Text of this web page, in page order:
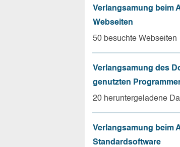
Verlangsamung beim
Webseiten
50 besuchte Webseiten
Verlangsamung des
genutzten
20 heruntergeladene
Verlangsamung beim
Standardsoftware